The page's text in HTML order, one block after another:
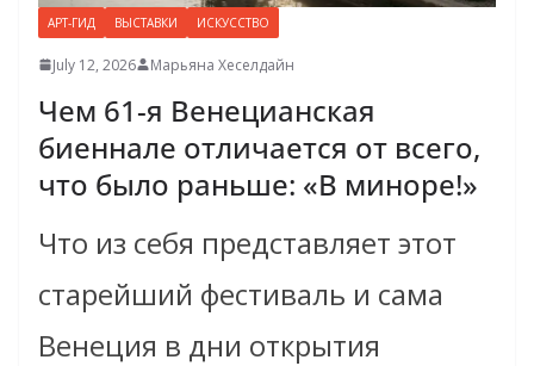
АРТ-ГИД ВЫСТАВКИ ИСКУССТВО
July 12, 2026 Марьяна Хеселдайн
Чем 61-я Венецианская
биеннале отличается от всего,
что было раньше: «В миноре!»
Что из себя представляет этот
старейший фестиваль и сама
Венеция в дни открытия